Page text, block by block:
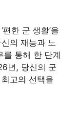
한 군 생활’을
의 재능과 노
를 통해 한 단계
년, 당신의 군
고의 선택을